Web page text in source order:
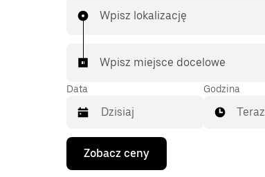
Wpisz lokalizację
Wpisz miejsce docelowe
Data
Naciśnij
klawisz
strzałki
Godzina
Teraz
Zobacz ceny